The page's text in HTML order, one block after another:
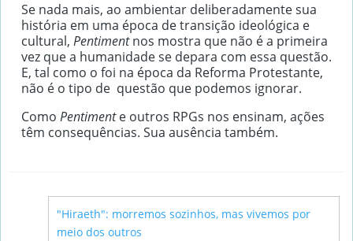
Se nada mais, ao ambientar deliberadamente sua
história em uma época de transição ideológica e
cultural, Pentimentnos mostra que não é a primeira
vez que a humanidade se depara com essa questão.
E, tal como o foi na época da Reforma Protestante,
não é o tipo de questão que podemos ignorar.
Como Pentimente outros RPGs nos ensinam, ações
têm consequências. Sua ausência também.
"Hiraeth": morremos sozinhos, mas vivemos por
meio dos outros